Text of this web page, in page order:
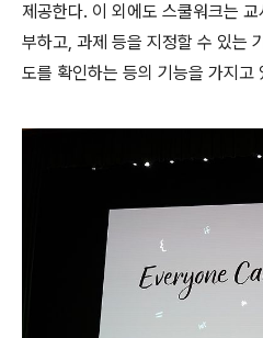
제공한다. 이 외에도 스쿨워크는
부하고, 과제 등을 지정할 수 있는
도를 확인하는 등의 기능을 가지고